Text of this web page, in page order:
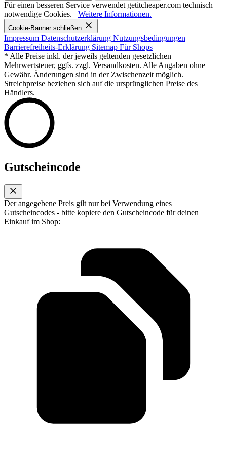
Für einen besseren Service verwendet getitcheaper.com technisch
notwendige Cookies.
Weitere Informationen.
Cookie-Banner schließen
Impressum Datenschutzerklärung Nutzungsbedingungen
Barrierefreiheits-Erklärung Sitemap Für Shops
* Alle Preise inkl. der jeweils geltenden gesetzlichen
Mehrwertsteuer, ggfs. zzgl. Versandkosten. Alle Angaben ohne
Gewähr. Änderungen sind in der Zwischenzeit möglich.
Streichpreise beziehen sich auf die ursprünglichen Preise des
Händlers.
Gutscheincode
Der angegebene Preis gilt nur bei Verwendung eines
Gutscheincodes - bitte kopiere den Gutscheincode für deinen
Einkauf im Shop: